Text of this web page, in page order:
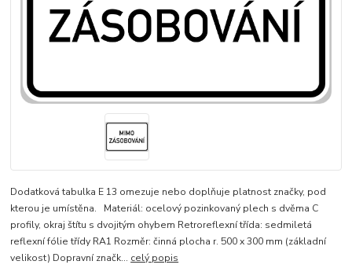
Dodatková tabulka E 13 omezuje nebo doplňuje platnost značky, pod
kterou je umístěna. Materiál: ocelový pozinkovaný plech s dvěma C
profily, okraj štítu s dvojitým ohybem Retroreflexní třída: sedmiletá
reflexní fólie třídy RA1 Rozměr: činná plocha r. 500 x 300 mm (základní
velikost) Dopravní značk... celý popis